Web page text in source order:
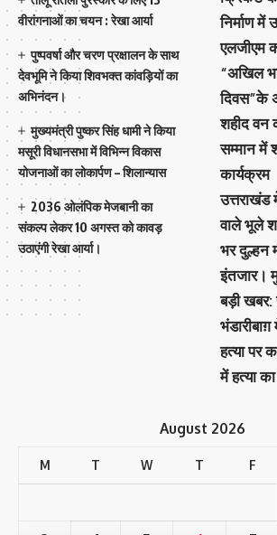
वीरांगनाओं का चयन : रेखा आर्या
पुष्पवर्षा और चरण प्रक्षालन के साथ
देवभूमि ने किया शिवभक्त कांवड़ियों का
अभिनंदन।
मुख्यमंत्री पुष्कर सिंह धामी ने किया
मसूरी विधानसभा में विभिन्न विकास
योजनाओं का लोकार्पण – शिलान्यास
2036 ओलंपिक मेजबानी का
संकल्प लेकर 10 अगस्त को कावड़
उठाएंगी रेखा आर्या।
निर्माण में
एलजीएम
“अखिल
दिवस”के
शहीद वन
सम्मान में
कार्यक्रम
उत्तराखंड
वाले भूले
भर दुल्हन
इंतजार।
बड़ी खबर:
हत्या पर
में हत्या
August 2026
M T W T F